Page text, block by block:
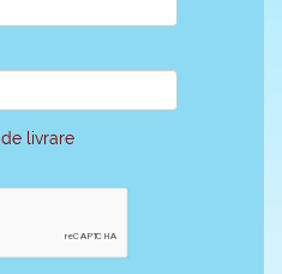
livrare